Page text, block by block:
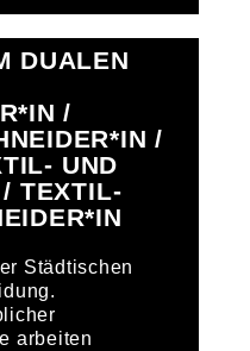
DUALEN
/ Ä
/ M
UND M
U
Städtischen
arbeiten